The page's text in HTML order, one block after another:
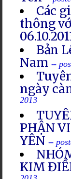
Các
thông
Bản
Nam --
ngày
2013
PHẬN
YÊN --
KIM